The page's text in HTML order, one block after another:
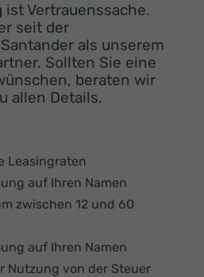
ist Vertrauenssache.
seit der
als unserem
Sollten Sie eine
beraten wir
allen Details.
Leasingraten
auf Ihren Namen
zwischen 12 und 60
auf Ihren Namen
Nutzung von der Steuer